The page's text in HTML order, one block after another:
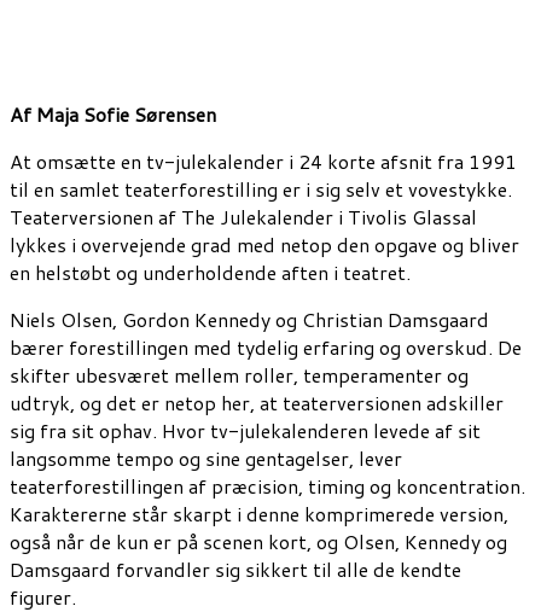
Af Maja Sofie Sørensen
At omsætte en tv-julekalender i 24 korte afsnit fra 1991
til en samlet teaterforestilling er i sig selv et vovestykke.
Teaterversionen af The Julekalender i Tivolis Glassal
lykkes i overvejende grad med netop den opgave og bliver
en helstøbt og underholdende aften i teatret.
Niels Olsen, Gordon Kennedy og Christian Damsgaard
bærer forestillingen med tydelig erfaring og overskud. De
skifter ubesværet mellem roller, temperamenter og
udtryk, og det er netop her, at teaterversionen adskiller
sig fra sit ophav. Hvor tv-julekalenderen levede af sit
langsomme tempo og sine gentagelser, lever
teaterforestillingen af præcision, timing og koncentration.
Karaktererne står skarpt i denne komprimerede version,
også når de kun er på scenen kort, og Olsen, Kennedy og
Damsgaard forvandler sig sikkert til alle de kendte
figurer.